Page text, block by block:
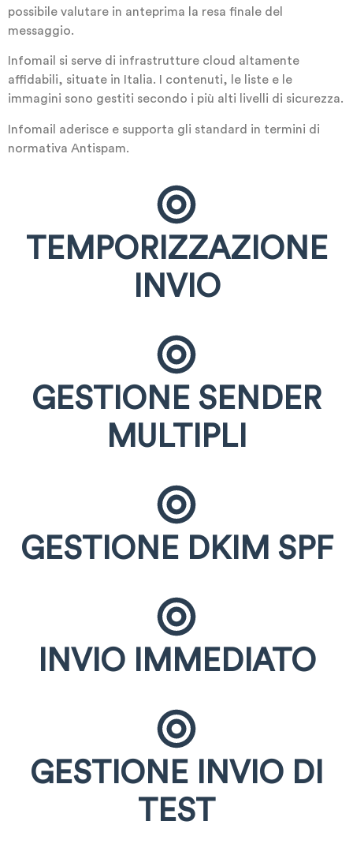
possibile valutare in anteprima la resa finale del
messaggio.
Infomail si serve di infrastrutture cloud altamente
affidabili, situate in Italia. I contenuti, le liste e le
immagini sono gestiti secondo i più alti livelli di sicurezza.
Infomail aderisce e supporta gli standard in termini di
normativa Antispam.
TEMPORIZZAZIONE
INVIO
GESTIONE SENDER
MULTIPLI
GESTIONE DKIM SPF
INVIO IMMEDIATO
GESTIONE INVIO DI
TEST